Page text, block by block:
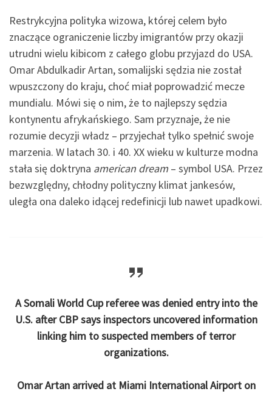
Restrykcyjna polityka wizowa, której celem było
znaczące ograniczenie liczby imigrantów przy okazji
utrudni wielu kibicom z całego globu przyjazd do USA.
Omar Abdulkadir Artan, somalijski sędzia nie został
wpuszczony do kraju, choć miał poprowadzić mecze
mundialu. Mówi się o nim, że to najlepszy sędzia
kontynentu afrykańskiego. Sam przyznaje, że nie
rozumie decyzji władz – przyjechał tylko spełnić swoje
marzenia. W latach 30. i 40. XX wieku w kulturze modna
stała się doktryna american dream – symbol USA. Przez
bezwzględny, chłodny polityczny klimat jankesów,
uległa ona daleko idącej redefinicji lub nawet upadkowi.
A Somali World Cup referee was denied entry into the
U.S. after CBP says inspectors uncovered information
linking him to suspected members of terror
organizations.
Omar Artan arrived at Miami International Airport on